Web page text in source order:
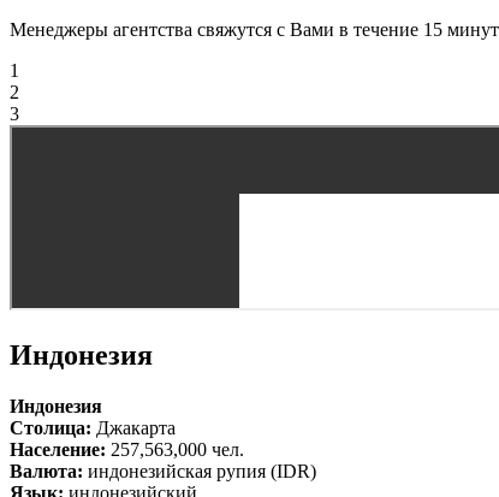
Менеджеры агентства свяжутся с Вами в течение 15
1
2
3
Индонезия
Индонезия
Столица: Джакарта
Население: 257,563,000 чел.
Валюта: индонезийская рупия (IDR)
Язык: индонезийский